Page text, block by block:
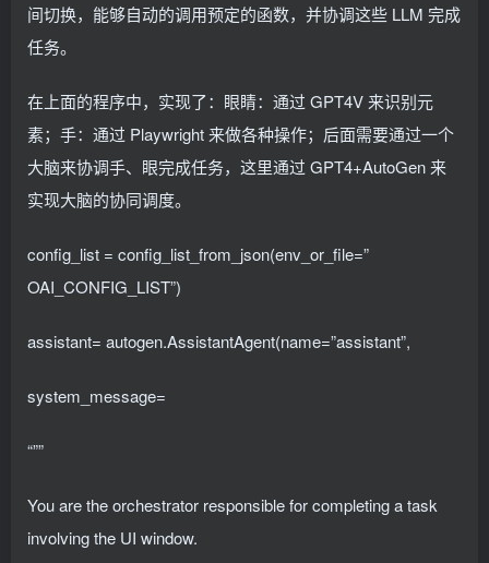
间切换，能够自动的调用预定的函数，并协调这些 LLM 完成
任务。
在上面的程序中，实现了：眼睛：通过 GPT4V 来识别元
素；手：通过 Playwright 来做各种操作；后面需要通过一个
大脑来协调手、眼完成任务，这里通过 GPT4+AutoGen 来
实现大脑的协同调度。
config_list = config_list_from_json(env_or_file=”
OAI_CONFIG_LIST”)
assistant= autogen.AssistantAgent(name=”assistant”,
system_message=
“””
You are the orchestrator responsible for completing a task
involving the UI window.